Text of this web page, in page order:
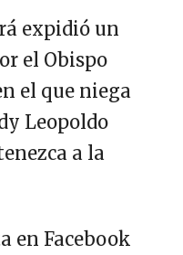
expidió un
el Obispo
el que niega
Leopoldo
a la
en Facebook